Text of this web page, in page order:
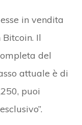
in vendita
Il
del
attuale è di
puoi